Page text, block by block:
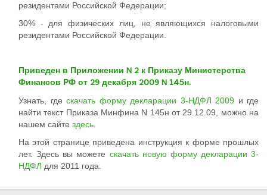
резидентами Российской Федерации;
30% - для физических лиц, не являющихся налоговыми
резидентами Российской Федерации.
Приведен в Приложении N 2 к Приказу Министерства
Финансов РФ от 29 декабря 2009 N 145н.
Узнать, гдескачать форму декларации 3-НДФЛ 2009 и где
найти текст Приказа Минфина N 145н от 29.12.09, можно на
нашем сайте здесь.
На этой странице приведена инструкция к форме прошлых
лет. Здесь вы можете скачать новую форму декларации 3-
НДФЛ для 2011 года.